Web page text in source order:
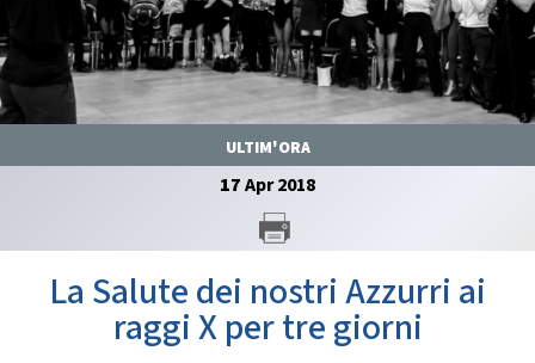
AREA SPORT
AREA TECNICA
GARE
ULTIM'ORA
17Apr2018
La Salute dei nostri Azzurri ai
raggi X per tre giorni